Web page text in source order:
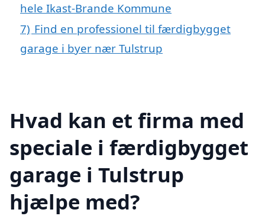
hele Ikast-Brande Kommune
7) Find en professionel til færdigbygget
garage i byer nær Tulstrup
Hvad kan et firma med
speciale i færdigbygget
garage i Tulstrup
hjælpe med?